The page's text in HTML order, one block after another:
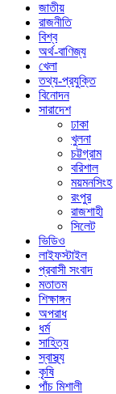
জাতীয়
রাজনীতি
বিশ্ব
অর্থ-বাণিজ্য
খেলা
তথ্য-প্রযুক্তি
বিনোদন
সারাদেশ
ঢাকা
খুলনা
চট্টগ্রাম
বরিশাল
ময়মনসিংহ
রংপুর
রাজশাহী
সিলেট
ভিডিও
লাইফস্টাইল
প্রবাসী সংবাদ
মতাতম
শিক্ষাঙ্গন
অপরাধ
ধর্ম
সাহিত্য
স্বাস্থ্য
কৃষি
পাঁচ মিশালী